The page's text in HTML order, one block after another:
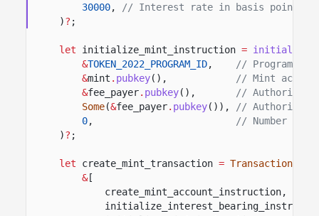
30000,
// Interest rate in basis points.
)? ;
let initialize_mint_instruction =
&TOKEN_2022_PROGRAM_ID,
// Program
&mint . pubkey(),
// Mint
&fee_payer. pubkey(),
// Authority
Some(&fee_payer. pubkey()),
// Authority
0,
// Number of
)? ;
let create_mint_transaction = Transaction
&[
create_mint_account_instruction,